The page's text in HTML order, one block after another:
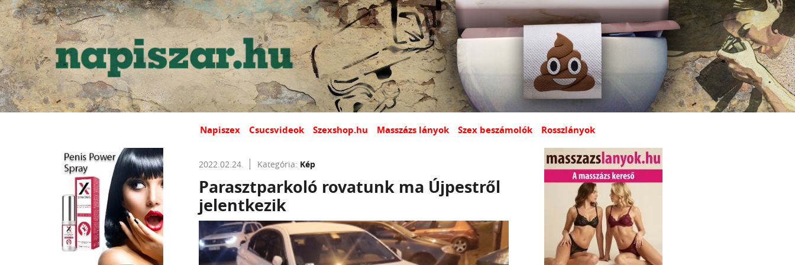
Napiszex Csucsvideok Szexshop.hu Masszázs lányok Szex beszámolók Rosszlányok
2022.02.24. Kategória: Kép
Parasztparkoló rovatunk ma Újpestről
jelentkezik